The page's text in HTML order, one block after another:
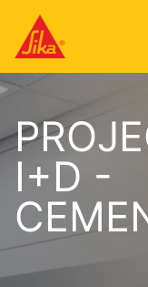
I+D -